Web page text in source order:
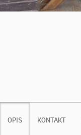
OPIS KONTAKT